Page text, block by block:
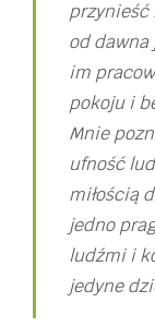
przynieść
od dawna
im
pokoju i
Mnie
ufność
miłością
jedno
ludźmi i
jedyne